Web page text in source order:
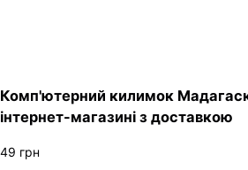
Комп'ютерний килимок
інтернет-магазині з доставкою
49 грн